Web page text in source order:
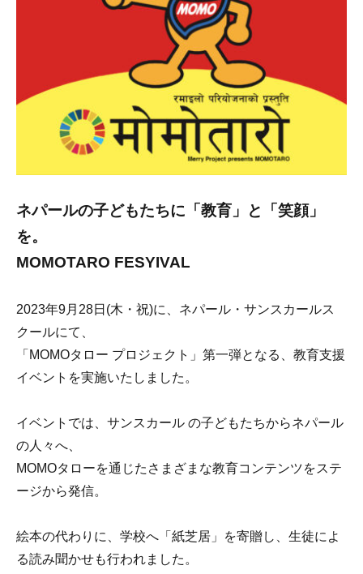
ネパールの子どもたちに「教育」と「笑顔」
を。
MOMOTARO FESYIVAL
2023年9月28日(木・祝)に、ネパール・サンスカールス
クールにて、
「MOMOタロー プロジェクト」第一弾となる、教育支援
イベントを実施いたしました。
イベントでは、サンスカール の子どもたちからネパール
の人々へ、
MOMOタローを通じたさまざまな教育コンテンツをステ
ージから発信。
絵本の代わりに、学校へ「紙芝居」を寄贈し、生徒によ
る読み聞かせも行われました。